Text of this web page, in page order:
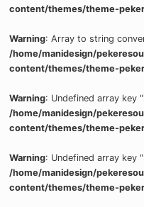
content/themes/theme-
Warning: Array to string
/home/manidesign/
content/themes/theme-
Warning: Undefined array key
/home/manidesign/
content/themes/theme-
Warning: Undefined array key
/home/manidesign/
content/themes/theme-